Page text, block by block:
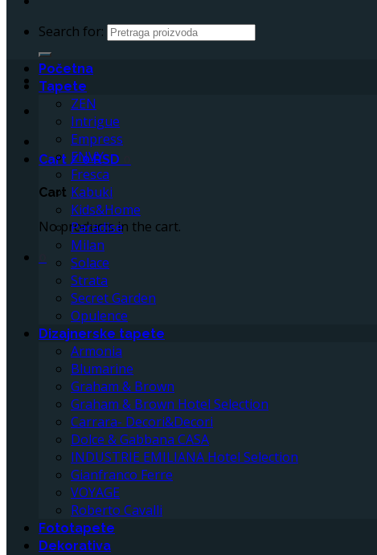
Search for:
Cart /0RSD
Cart
No products in the cart.
Početna
Tapete
ZEN
Intrigue
Empress
ENVY
Fresca
Kabuki
Kids&Home
Paradise
Milan
Solace
Strata
Secret Garden
Opulence
Dizajnerske tapete
Armonia
Blumarine
Graham & Brown
Graham & Brown Hotel Selection
Carrara- Decori&Decori
Dolce & Gabbana CASA
INDUSTRIE EMILIANA Hotel Selection
Gianfranco Ferre
VOYAGE
Roberto Cavalli
Fototapete
Dekorativa